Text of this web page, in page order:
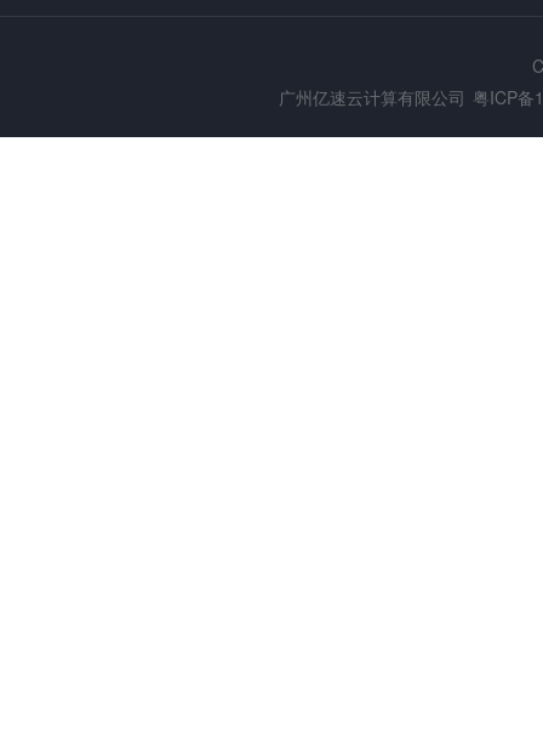
广州亿速云计算有限公司 粤ICP备